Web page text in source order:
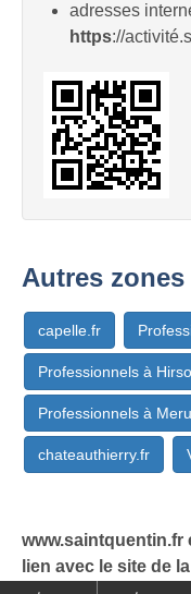
adresses
https://
Autres
capelle.fr
Professionnels à
Professionnels à Meru
chateauthierry.fr
www.saintquentin.fr
lien avec le site de